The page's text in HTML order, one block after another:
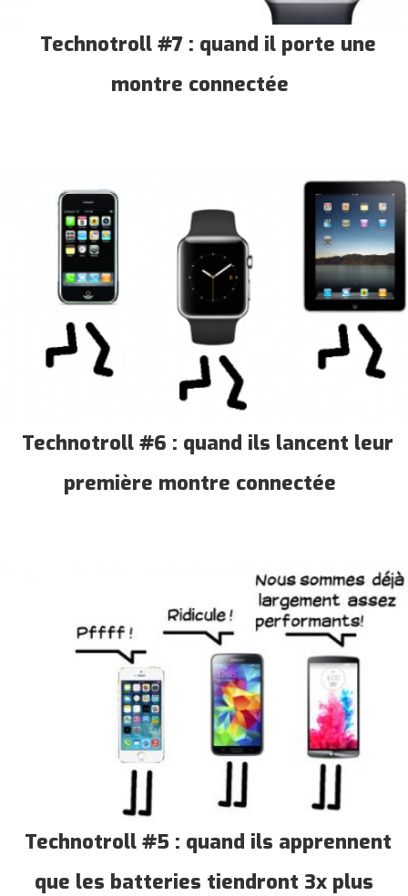
Technotroll #7 : quand il porte une
montre connectée
Technotroll #6 : quand ils lancent leur
première montre connectée
Technotroll #5 : quand ils apprennent
que les batteries tiendront 3x plus